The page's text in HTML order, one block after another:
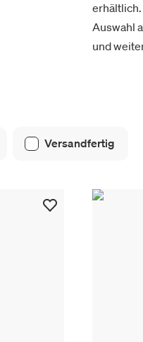
Auswahl
und
Versandfertig